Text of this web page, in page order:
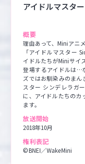
アイドルマスタ
概要
理由あって、Miniアニ
「アイドルマスター
イドルたちがMiniサイ
登場するアイドルは…
ズではお馴染みのま
スター シンデレラガ
に、アイドルたちのカ
ます。
放送開始
2018年10月
権利表記
©BNEI／WakeMini